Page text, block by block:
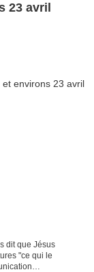
23 avril
dit que Jésus
"ce qui le